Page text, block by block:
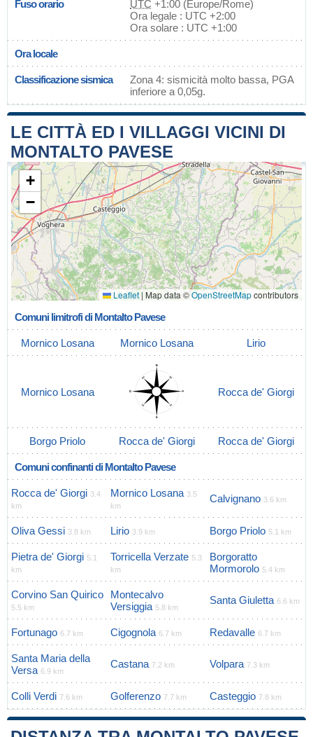
Fuso orario UTC +1:00 (Europe/Rome)
Ora legale : UTC +2:00
Ora solare : UTC +1:00
Ora locale
Classificazione sismica
Zona 4: sismicità molto bassa, PGA
inferiore a 0,05g.
LE CITTÀ ED I VILLAGGI VICINI DI
MONTALTO PAVESE
+
−
Leaflet | Map data ©OpenStreetMapcontributors
Comuni limitrofi di Montalto Pavese
Mornico Losana Mornico Losana Lirio
Mornico Losana Rocca de' Giorgi
Borgo Priolo Rocca de' Giorgi Rocca de' Giorgi
Comuni confinanti di Montalto Pavese
Rocca de' Giorgi 3.4
km
Mornico Losana 3.5
km
Calvignano 3.6 km
Oliva Gessi 3.8 km Lirio 3.9 km Borgo Priolo 5.1 km
Pietra de' Giorgi 5.1
km
Torricella Verzate 5.3
km
Borgoratto
Mormorolo 5.4 km
Corvino San Quirico
5.5 km
Montecalvo
Versiggia 5.8 km
Santa Giuletta 6.6 km
Fortunago 6.7 km Cigognola 6.7 km Redavalle 6.7 km
Santa Maria della
Versa 6.9 km
Castana 7.2 km Volpara 7.3 km
Colli Verdi 7.6 km Golferenzo 7.7 km Casteggio 7.8 km